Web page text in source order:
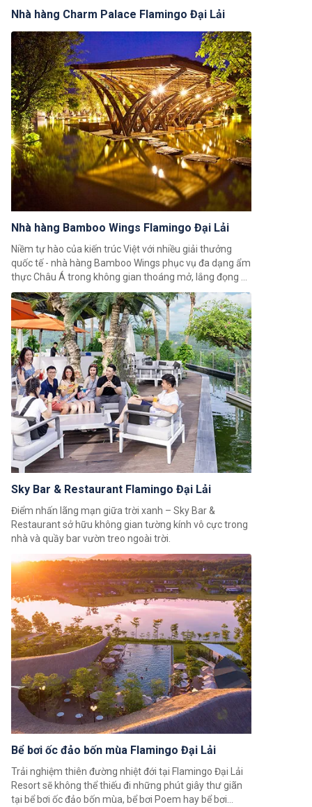
Nhà hàng Charm Palace Flamingo Đại Lải
Nhà hàng Bamboo Wings Flamingo Đại Lải
Niềm tự hào của kiến trúc Việt với nhiều giải thưởng
quốc tế - nhà hàng Bamboo Wings phục vụ đa dạng ẩm
thực Châu Á trong không gian thoáng mở, lắng đọng vẻ
đẹp của gió, nước, cây xanh và đồi cỏ nghệ thuật.
Sky Bar & Restaurant Flamingo Đại Lải
Điểm nhấn lãng mạn giữa trời xanh – Sky Bar &
Restaurant sở hữu không gian tường kính vô cực trong
nhà và quầy bar vườn treo ngoài trời.
Bể bơi ốc đảo bốn mùa Flamingo Đại Lải
Trải nghiệm thiên đường nhiệt đới tại Flamingo Đại Lải
Resort sẽ không thể thiếu đi những phút giây thư giãn
tại bể bơi ốc đảo bốn mùa, bể bơi Poem hay bể bơi